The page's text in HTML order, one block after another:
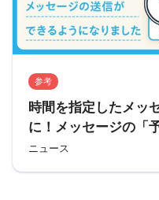
参考
時間を指定したメッ
に！メッセージの「
次、提供開始。 | ビ
ニュース